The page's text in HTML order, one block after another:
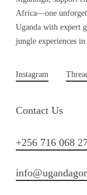
Africa—one
Uganda with expert
jungle experiences
Instagram
Contact Us
+256 716 068